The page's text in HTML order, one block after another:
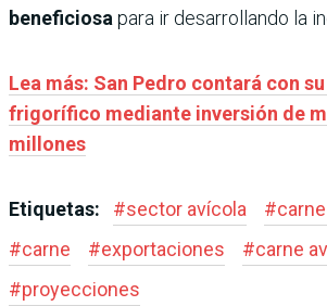
beneficiosa para ir desarrollando la
Lea más: San Pedro contará con
frigorífico mediante inversión de
millones
Etiquetas: #sector avícola #
#carne #exportaciones #carne
#proyecciones